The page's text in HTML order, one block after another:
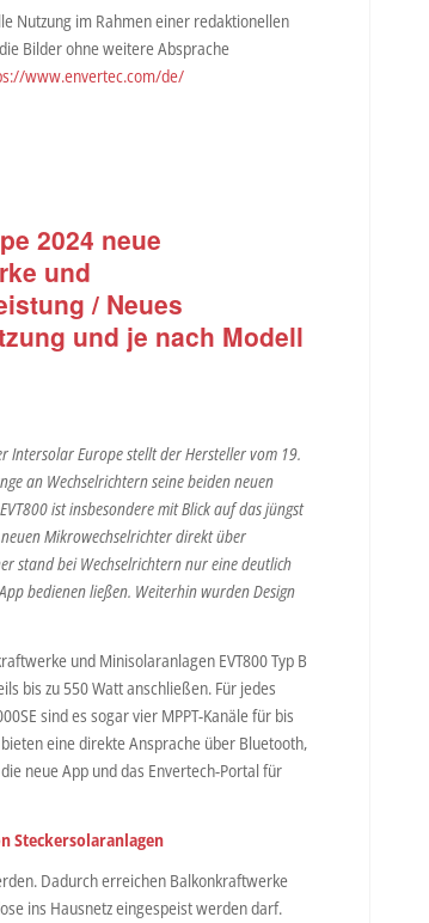
Nutzung im Rahmen einer redaktionellen
Bilder ohne weitere Absprache
www.envertec.com/de/
2024 neue
und
/ Neues
und je nach Modell
Intersolar Europe stellt der Hersteller vom 19.
an Wechselrichtern seine beiden neuen
ist insbesondere mit Blick auf das jüngst
neuen Mikrowechselrichter direkt über
stand bei Wechselrichtern nur eine deutlich
bedienen ließen. Weiterhin wurden Design
und Minisolaranlagen EVT800 Typ B
bis zu 550 Watt anschließen. Für jedes
sind es sogar vier MPPT-Kanäle für bis
eine direkte Ansprache über Bluetooth,
neue App und das Envertech-Portal für
Steckersolaranlagen
Dadurch erreichen Balkonkraftwerke
ins Hausnetz eingespeist werden darf.